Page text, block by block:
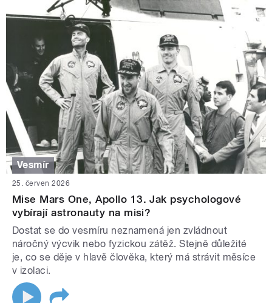
Vesmír
25. červen 2026
Mise Mars One, Apollo 13. Jak psychologové
vybírají astronauty na misi?
Dostat se do vesmíru neznamená jen zvládnout
náročný výcvik nebo fyzickou zátěž. Stejně důležité
je, co se děje v hlavě člověka, který má strávit měsíce
v izolaci.